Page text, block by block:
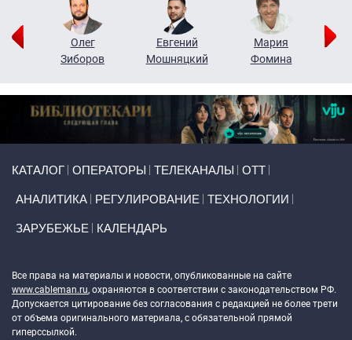
Олег
Зиборов
Евгений
Мошняцкий
Мария
Фомина
КАТАЛОГ ОПЕРАТОРЫ ТЕЛЕКАНАЛЫ ОТТ
АНАЛИТИКА РЕГУЛИРОВАНИЕ ТЕХНОЛОГИИ
ЗАРУБЕЖЬЕ КАЛЕНДАРЬ
Все права на материалы и новости, опубликованные на сайте
www.cableman.ru, охраняются в соответствии с законодательством РФ.
Допускается цитирование без согласования с редакцией не более трети
от объема оригинального материала, с обязательной прямой
гиперссылкой.